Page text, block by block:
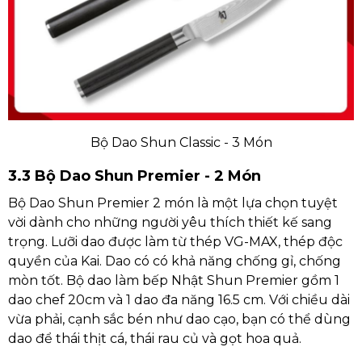
Bộ Dao Shun Classic - 3 Món
3.3 Bộ Dao Shun Premier - 2 Món
Bộ Dao Shun Premier 2 món là một lựa chọn tuyệt
vời dành cho những người yêu thích thiết kế sang
trọng. Lưỡi dao được làm từ thép VG-MAX, thép độc
quyền của Kai. Dao có có khả năng chống gỉ, chống
mòn tốt. Bộ dao làm bếp Nhật Shun Premier gồm 1
dao chef 20cm và 1 dao đa năng 16.5 cm. Với chiều dài
vừa phải, cạnh sắc bén như dao cạo, bạn có thể dùng
dao để thái thịt cá, thái rau củ và gọt hoa quả.